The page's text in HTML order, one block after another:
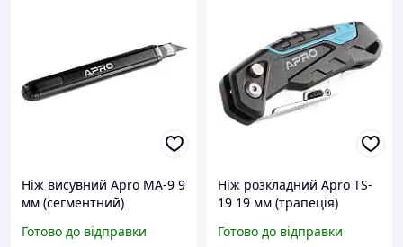
Ніж висувний Apro МА-9 9
мм (сегментний)
Готово до відправки
Ніж розкладний Apro TS-
19 19 мм (трапеція)
Готово до відправки